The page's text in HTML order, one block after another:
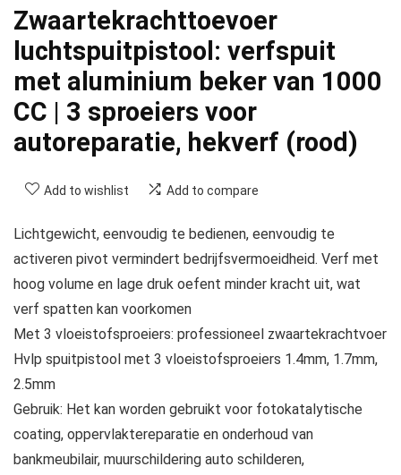
Zwaartekrachttoevoer
luchtspuitpistool: verfspuit
met aluminium beker van 1000
CC | 3 sproeiers voor
autoreparatie, hekverf (rood)
Add to wishlist Add to compare
Lichtgewicht, eenvoudig te bedienen, eenvoudig te
activeren pivot vermindert bedrijfsvermoeidheid. Verf met
hoog volume en lage druk oefent minder kracht uit, wat
verf spatten kan voorkomen
Met 3 vloeistofsproeiers: professioneel zwaartekrachtvoer
Hvlp spuitpistool met 3 vloeistofsproeiers 1.4mm, 1.7mm,
2.5mm
Gebruik: Het kan worden gebruikt voor fotokatalytische
coating, oppervlaktereparatie en onderhoud van
bankmeubilair, muurschildering auto schilderen,